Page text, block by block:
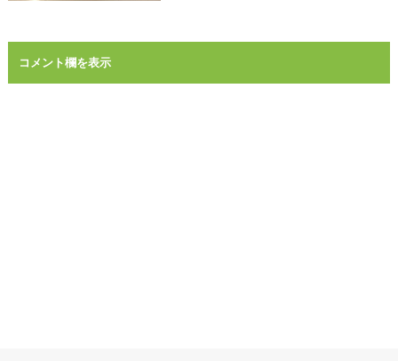
コメント欄を表示